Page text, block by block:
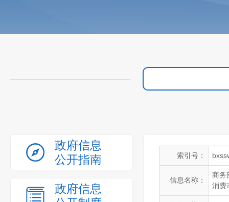
政府信息
公开指南
政府信息
索引号：
信息名称：
商务
消费